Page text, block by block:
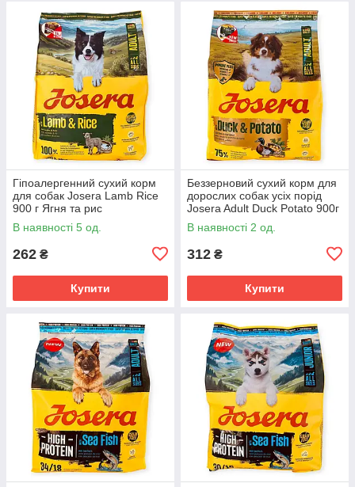
Гіпоалергенний сухий корм
для собак Josera Lamb Rice
900 г Ягня та рис
монопротеїновий раціон для
собак із чутливим
В наявності 5 од.
262 ₴
Купити
Беззерновий сухий корм для
дорослих собак усіх порід
Josera Adult Duck Potato 900г
гіпоалергенний раціон з
качкою
В наявності 2 од.
312 ₴
Купити